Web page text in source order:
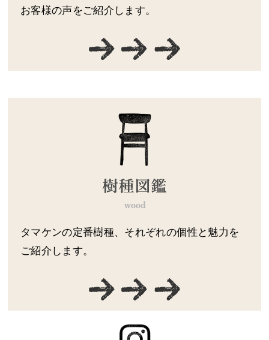
お客様の声をご紹介します。
タマケンの定番樹種、それぞれの個性と魅力を
ご紹介します。